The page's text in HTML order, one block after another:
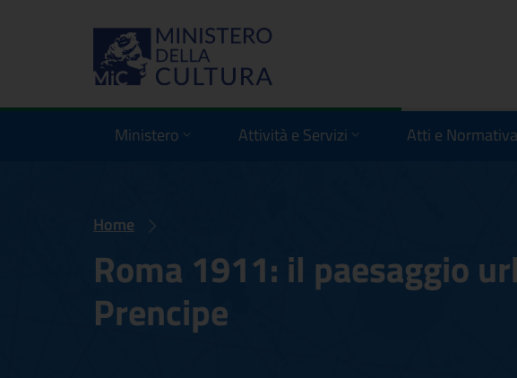
Ministero Attività e Servizi Atti e Normativa
Home
Roma 1911: il paesaggio
Prencipe